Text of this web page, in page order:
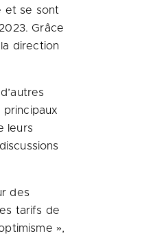
et se sont
Grâce
direction
principaux
leurs
des
tarifs de
»,